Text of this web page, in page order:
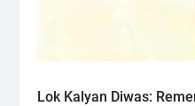
Lok Kalyan Diwas: